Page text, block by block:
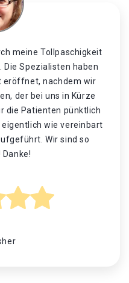
meine Tollpaschigkeit
Die Spezialisten haben
eröffnet, nachdem wir
der bei uns in Kürze
die Patienten pünktlich
wie vereinbart
Wir sind so